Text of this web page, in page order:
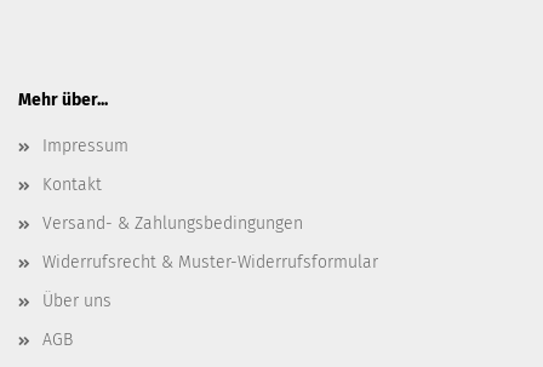
Mehr über...
Impressum
Kontakt
Versand- & Zahlungsbedingungen
Widerrufsrecht & Muster-Widerrufsformular
Über uns
AGB